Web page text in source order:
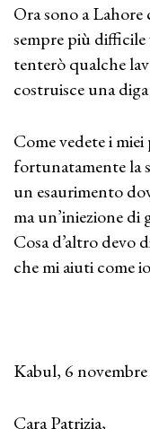
Ora sono a Lahore
sempre più
tenterò qualche
costruisce una
Come vedete i
fortunatamente la
un esaurimento
ma un’iniezione di
Cosa d’altro devo
che mi aiuti come
Kabul, 6
Cara Patrizia,